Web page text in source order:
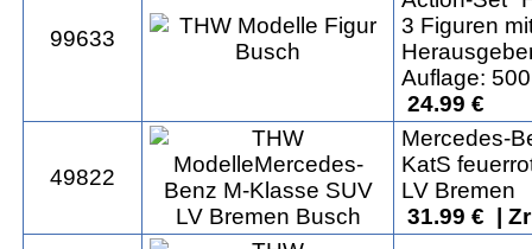
99633
3 Figuren
Auflage: 500
24.99 €
49822
Mercedes-
KatS
LV Bremen
31.99 € |